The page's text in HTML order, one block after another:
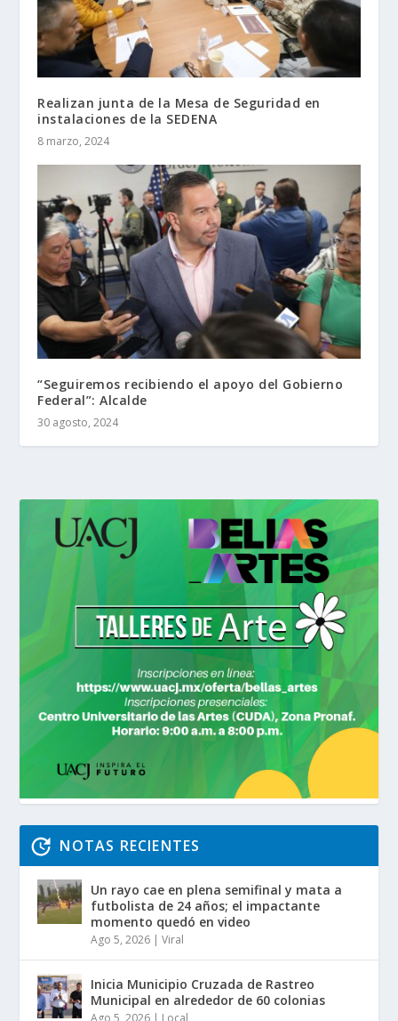
Realizan junta de la Mesa de Seguridad en
instalaciones de la SEDENA
8 marzo, 2024
“Seguiremos recibiendo el apoyo del Gobierno
Federal”: Alcalde
30 agosto, 2024
NOTAS RECIENTES
Un rayo cae en plena semifinal y mata a
futbolista de 24 años; el impactante
momento quedó en video
Ago 5, 2026 |Viral
Inicia Municipio Cruzada de Rastreo
Municipal en alrededor de 60 colonias